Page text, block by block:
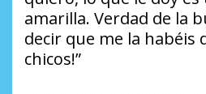
amarilla. Verdad de la
decir que me la habéis
chicos!”